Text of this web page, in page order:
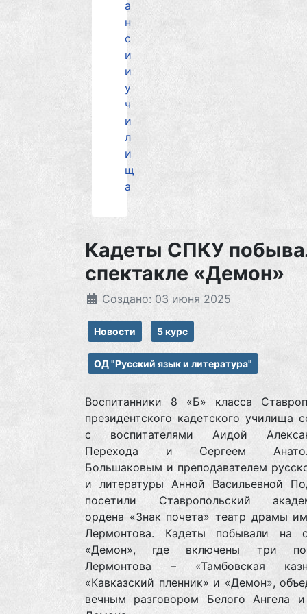
а
н
с
и
и
у
ч
и
л
и
щ
а
Кадеты СПКУ
спектакле «Демон»
Создано: 03 июня 2025
Новости 5 курс
ОД "Русский язык и литература"
Воспитанники 8 «Б» класса
президентского кадетского училища
с воспитателями Аидой
Перехода и Сергеем
Большаковым и преподавателем
и литературы Анной Васильевной
посетили Ставропольский
ордена «Знак почета» театр драмы
Лермонтова. Кадеты побывали на
«Демон», где включены три
Лермонтова – «Тамбовская
«Кавказский пленник» и «Демон»,
вечным разговором Белого Ангела